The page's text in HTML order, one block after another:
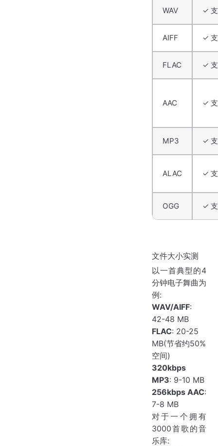
WAV ✓
AIFF ✓
FLAC ✓
AAC ✓
MP3 ✓
ALAC ✓
OGG ✓
文件大小实测
以一首典型的4
分钟电子舞曲为
例:
WAV/AIFF:
42-48 MB
FLAC: 20-25
MB(节省约50%
空间)
320kbps
MP3: 9-10 MB
256kbps AAC:
7-8 MB
对于一个拥有
3000首歌的音
乐库: